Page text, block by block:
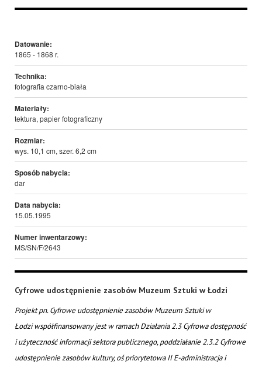
Datowanie:
1865 - 1868 r.
Technika:
fotografia czarno-biała
Materiały:
tektura, papier fotograficzny
Rozmiar:
wys. 10,1 cm, szer. 6,2 cm
Sposób nabycia:
dar
Data nabycia:
15.05.1995
Numer inwentarzowy:
MS/SN/F/2643
Cyfrowe udostępnienie zasobów Muzeum Sztuki w Łodzi
Projekt pn. Cyfrowe udostępnienie zasobów Muzeum Sztuki w
Łodzi współfinansowany jest w ramach Działania 2.3 Cyfrowa dostępność
i użyteczność informacji sektora publicznego, poddziałanie 2.3.2 Cyfrowe
udostępnienie zasobów kultury, oś priorytetowa II E-administracja i